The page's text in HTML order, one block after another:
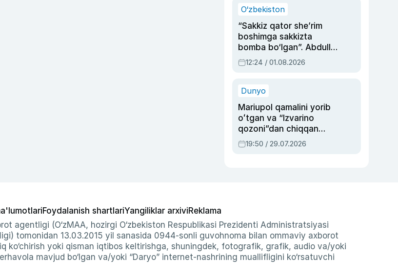
O‘zbekiston
“Sakkiz qator she’rim
boshimga sakkizta
bomba bo‘lgan”. Abdulla
Oripovni siyosiy
ayblovlardan asrab
12:24 / 01.08.2026
Dunyo
Mariupol qamalini yorib
oʻtgan va “Izvarino
qozoni”dan chiqqan
qahramon — Ukraina
armiyasi bosh
19:50 / 29.07.2026
Foydalanish shartlariYangiliklar arxiviReklama
agentligi (O‘zMAA, hozirgi O‘zbekiston Respublikasi Prezidenti Administratsiyasi
tomonidan 13.03.2015 yil sanasida 0944-sonli guvohnoma bilan ommaviy axborot
ko‘chirish yoki qisman iqtibos keltirishga, shuningdek, fotografik, grafik, audio va/yoki
mavjud bo‘lgan va/yoki “Daryo” internet-nashrining muallifligini ko‘rsatuvchi